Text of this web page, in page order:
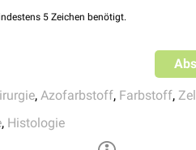
5 Zeichen benötigt.
, Azofarbstoff, Farbstoff,
, Histologie